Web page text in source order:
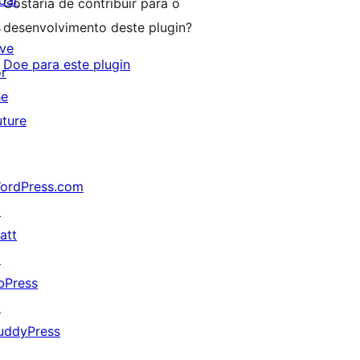
Gostaria de contribuir para o
desenvolvimento deste plugin?
Doe para este plugin